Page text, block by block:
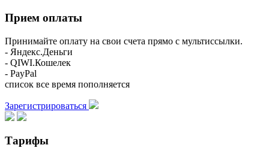
Прием оплаты
Принимайте оплату на свои счета прямо с мультиссылки.
- Яндекс.Деньги
- QIWI.Кошелек
- PayPal
список все время пополняется
Зарегистрироваться
Тарифы